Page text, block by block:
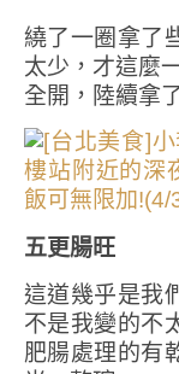
繞了一圈拿了
太少，才這麼
全開，陸續拿
五更腸旺
這道幾乎是我
不是我變的不
肥腸處理的有